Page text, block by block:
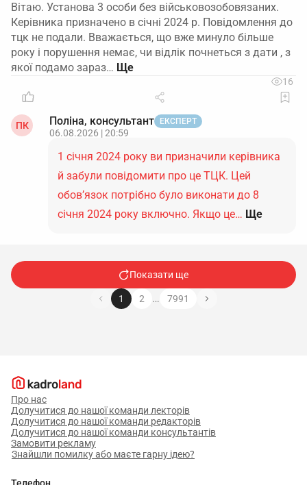
Вітаю. Установа 3 особи без військовозобовязаних.
Керівника призначено в січні 2024 р. Повідомлення до
тцк не подали. Вважається, що вже минуло більше
року і порушення немає, чи відлік почнеться з дати , з
якої подамо зараз…
16
ПК Поліна, консультант ЕКСПЕРТ
06.08.2026 | 20:59
1 січня 2024 року ви призначили керівника
й забули повідомити про це ТЦК. Цей
обов’язок потрібно було виконати до 8
січня 2024 року включно. Якщо це… Ще
Показати ще
1 2 … 7991
Про нас
Долучитися до нашої команди лекторів
Долучитися до нашої команди редакторів
Долучитися до нашої команди консультантів
Замовити рекламу
Знайшли помилку або маєте гарну ідею?